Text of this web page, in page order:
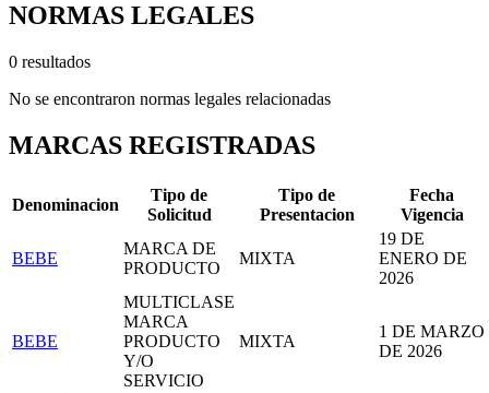
NORMAS LEGALES
0 resultados
No se encontraron normas legales relacionadas
MARCAS REGISTRADAS
Denominacion
Tipo de
Solicitud
Tipo de
Presentacion
Fecha
Vigencia
BEBE
MARCA DE
PRODUCTO
MIXTA
19 DE
ENERO DE
2026
BEBE
MULTICLASE
MARCA
PRODUCTO
Y/O
SERVICIO
MIXTA
1 DE MARZO
DE 2026